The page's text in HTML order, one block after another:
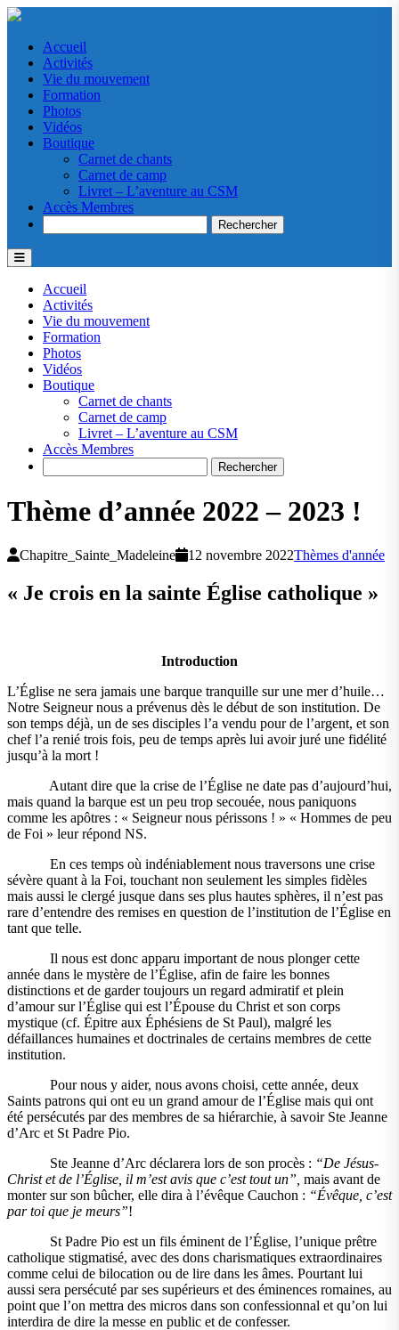
Accueil
Activités
Vie du mouvement
Formation
Photos
Vidéos
Boutique
Carnet de chants
Carnet de camp
Livret – L’aventure au CSM
Accès Membres
Accueil
Activités
Vie du mouvement
Formation
Photos
Vidéos
Boutique
Carnet de chants
Carnet de camp
Livret – L’aventure au CSM
Accès Membres
Thème d’année 2022 – 2023 !
Chapitre_Sainte_Madeleine 12 novembre 2022Thèmes d'année
« Je crois en la sainte Église catholique »
Introduction
L’Église ne sera jamais une barque tranquille sur une mer d’huile…
Notre Seigneur nous a prévenus dès le début de son institution. De
son temps déjà, un de ses disciples l’a vendu pour de l’argent, et son
chef l’a renié trois fois, peu de temps après lui avoir juré une fidélité
jusqu’à la mort !
Autant dire que la crise de l’Église ne date pas d’aujourd’hui,
mais quand la barque est un peu trop secouée, nous paniquons
comme les apôtres : « Seigneur nous périssons ! » « Hommes de peu
de Foi » leur répond NS.
En ces temps où indéniablement nous traversons une crise
sévère quant à la Foi, touchant non seulement les simples fidèles
mais aussi le clergé jusque dans ses plus hautes sphères, il n’est pas
rare d’entendre des remises en question de l’institution de l’Église en
tant que telle.
Il nous est donc apparu important de nous plonger cette
année dans le mystère de l’Église, afin de faire les bonnes
distinctions et de garder toujours un regard admiratif et plein
d’amour sur l’Église qui est l’Épouse du Christ et son corps
mystique (cf. Épitre aux Éphésiens de St Paul), malgré les
défaillances humaines et doctrinales de certains membres de cette
institution.
Pour nous y aider, nous avons choisi, cette année, deux
Saints patrons qui ont eu un grand amour de l’Église mais qui ont
été persécutés par des membres de sa hiérarchie, à savoir Ste Jeanne
d’Arc et St Padre Pio.
Ste Jeanne d’Arc déclarera lors de son procès : “De Jésus-
Christ et de l’Église, il m’est avis que c’est tout un”, mais avant de
monter sur son bûcher, elle dira à l’évêque Cauchon : “Évêque, c’est
par toi que je meurs”!
St Padre Pio est un fils éminent de l’Église, l’unique prêtre
catholique stigmatisé, avec des dons charismatiques extraordinaires
comme celui de bilocation ou de lire dans les âmes. Pourtant lui
aussi sera persécuté par ses supérieurs et des éminences romaines, au
point que l’on mettra des micros dans son confessionnal et qu’on lui
interdira de dire la messe en public et de confesser.